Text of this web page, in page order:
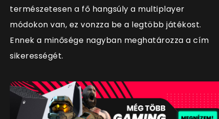
természetesen a fő hangsúly a multiplayer
módokon van, ez vonzza be a legtöbb játékost.
Ennek a minősége nagyban meghatározza a cím
sikerességét.